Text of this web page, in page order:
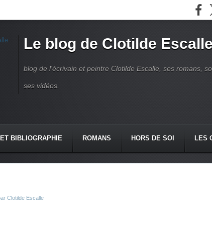
Le blog de Clotilde Escalle
blog de l'écrivain et peintre Clotilde Escalle, ses romans,
ses vidéos.
BIBLIOGRAPHIE ROMANS HORS DE SOI LES
Clotilde Escalle